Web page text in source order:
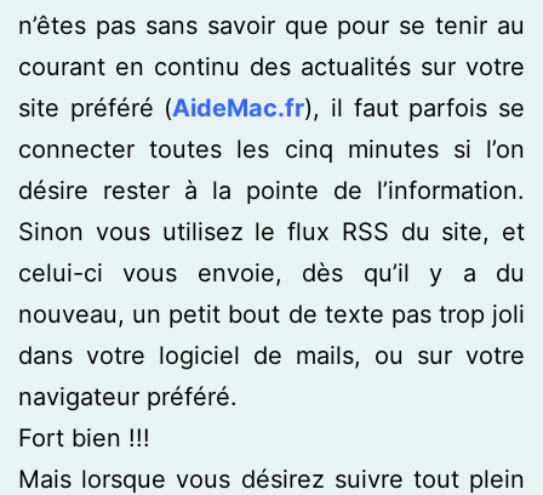
n’êtes pas sans savoir que pour se tenir au
courant en continu des actualités sur votre
site préféré (AideMac.fr), il faut parfois se
connecter toutes les cinq minutes si l’on
désire rester à la pointe de l’information.
Sinon vous utilisez le flux RSS du site, et
celui-ci vous envoie, dès qu’il y a du
nouveau, un petit bout de texte pas trop joli
dans votre logiciel de mails, ou sur votre
navigateur préféré.
Fort bien !!!
Mais lorsque vous désirez suivre tout plein